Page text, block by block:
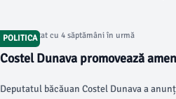
POLITICA
Articol postat cu 4 săptămâni în urmă
Costel Dunava promovează
Deputatul băcăuan Costel Dunava a